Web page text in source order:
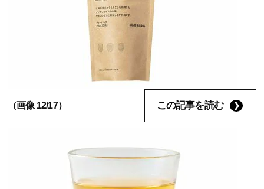
（画像 12/17） この記事を読む